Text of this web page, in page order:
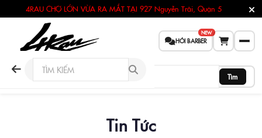
4RAU CHỢ LỚN VỪA RA MẮT TẠI 927 Nguyễn Trãi, Quận 5
HỎI BARBER
NEW
Tìm
Tin Tức